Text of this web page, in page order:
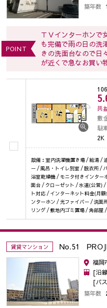
築年数
POINT
ＴＶインターホンで
も完備で雨の日の洗
きの洗面台なので日
が近くで急なお買い
共
敷
駐
2K
設備：室内洗濯機置き場 / 給湯 /
ー / 風呂・トイレ別室 / 脱衣所 /
浴室乾燥機 / モニタ付きインタ
面台 / クローゼット / 水道(公営)
ト対応 / インターネット料金(月
ンターホン / 光ファイバー / 洗面
リング / 敷地内ゴミ置場 / 角部屋
賃貸マンション No.51
福岡
[沿
[バ
築年数